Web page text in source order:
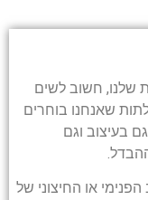
שלנו, חשוב לשים
שאנחנו בוחרים
בעיצוב וגם
או החיצוני של